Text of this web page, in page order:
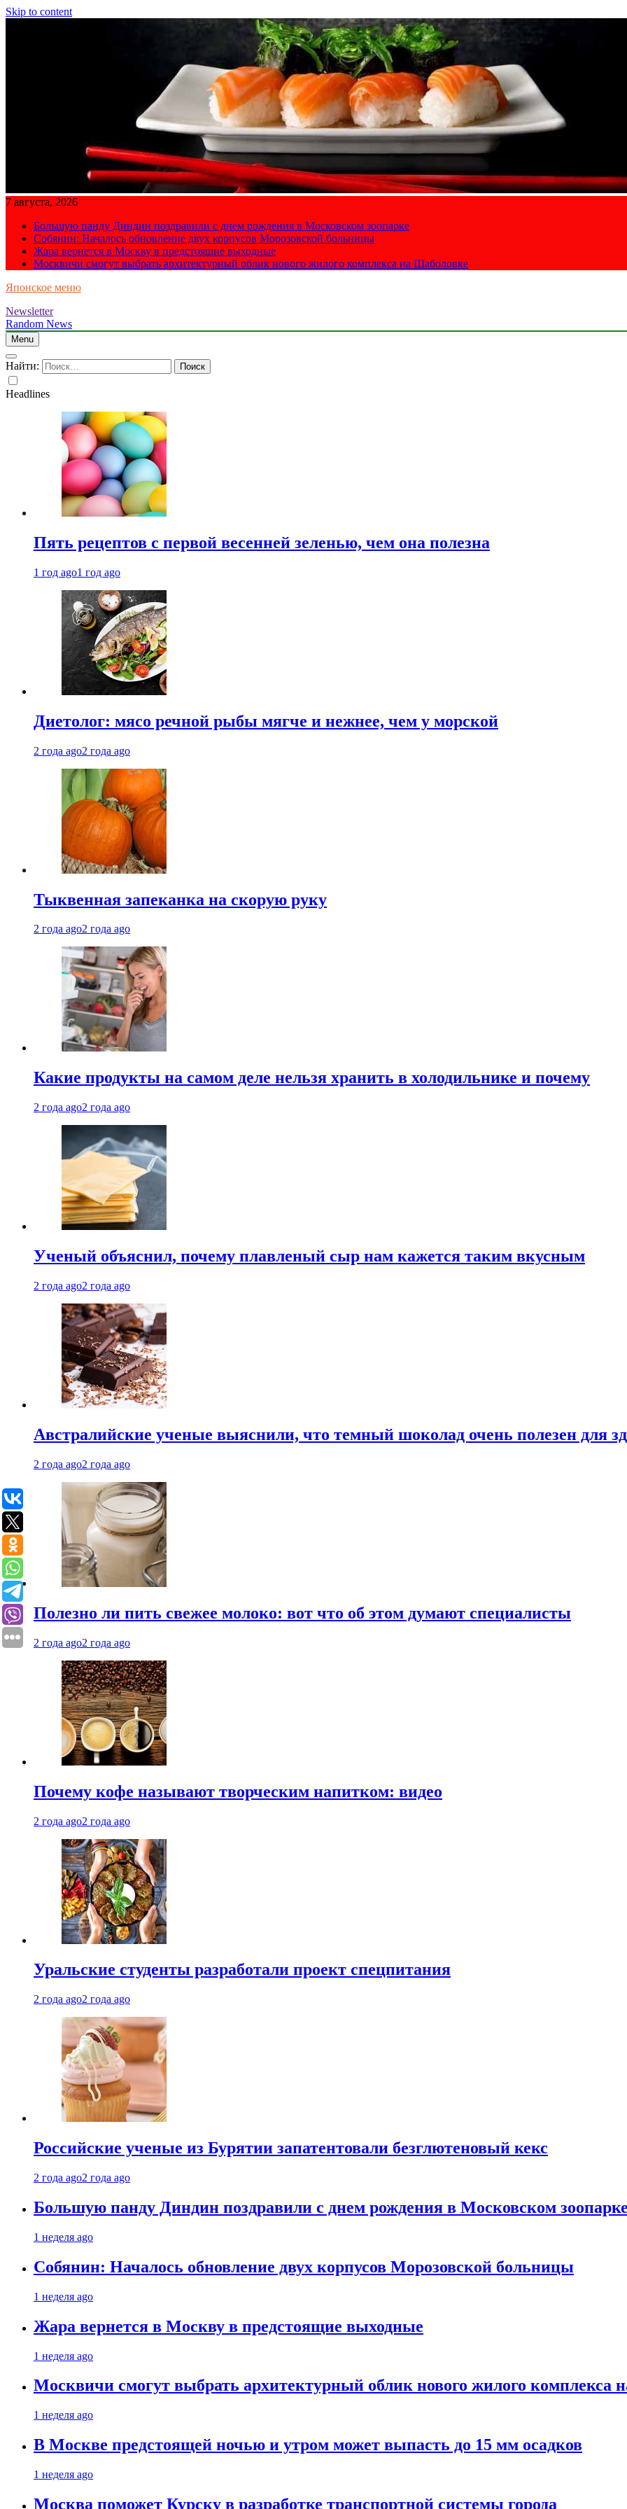
Skip to content
7 августа, 2026
Большую панду Диндин поздравили с днем рождения в Московском зоопарке
Собянин: Началось обновление двух корпусов Морозовской больницы
Жара вернется в Москву в предстоящие выходные
Москвичи смогут выбрать архитектурный облик нового жилого комплекса на Шаболовке
Японское меню
Newsletter
Random News
Menu
Найти:
Headlines
Пять рецептов с первой весенней зеленью, чем она полезна
1 год ago1 год ago
Диетолог: мясо речной рыбы мягче и нежнее, чем у морской
2 года ago2 года ago
Тыквенная запеканка на скорую руку
2 года ago2 года ago
Какие продукты на самом деле нельзя хранить в холодильнике и почему
2 года ago2 года ago
Ученый объяснил, почему плавленый сыр нам кажется таким вкусным
2 года ago2 года ago
Австралийские ученые выяснили, что темный шоколад очень полезен для
2 года ago2 года ago
Полезно ли пить свежее молоко: вот что об этом думают специалисты
2 года ago2 года ago
Почему кофе называют творческим напитком: видео
2 года ago2 года ago
Уральские студенты разработали проект спецпитания
2 года ago2 года ago
Российские ученые из Бурятии запатентовали безглютеновый кекс
2 года ago2 года ago
Большую панду Диндин поздравили с днем рождения в Московском зоопарке
1 неделя ago
Собянин: Началось обновление двух корпусов Морозовской больницы
1 неделя ago
Жара вернется в Москву в предстоящие выходные
1 неделя ago
Москвичи смогут выбрать архитектурный облик нового жилого комплекса
1 неделя ago
В Москве предстоящей ночью и утром может выпасть до 15 мм осадков
1 неделя ago
Москва поможет Курску в разработке транспортной системы города